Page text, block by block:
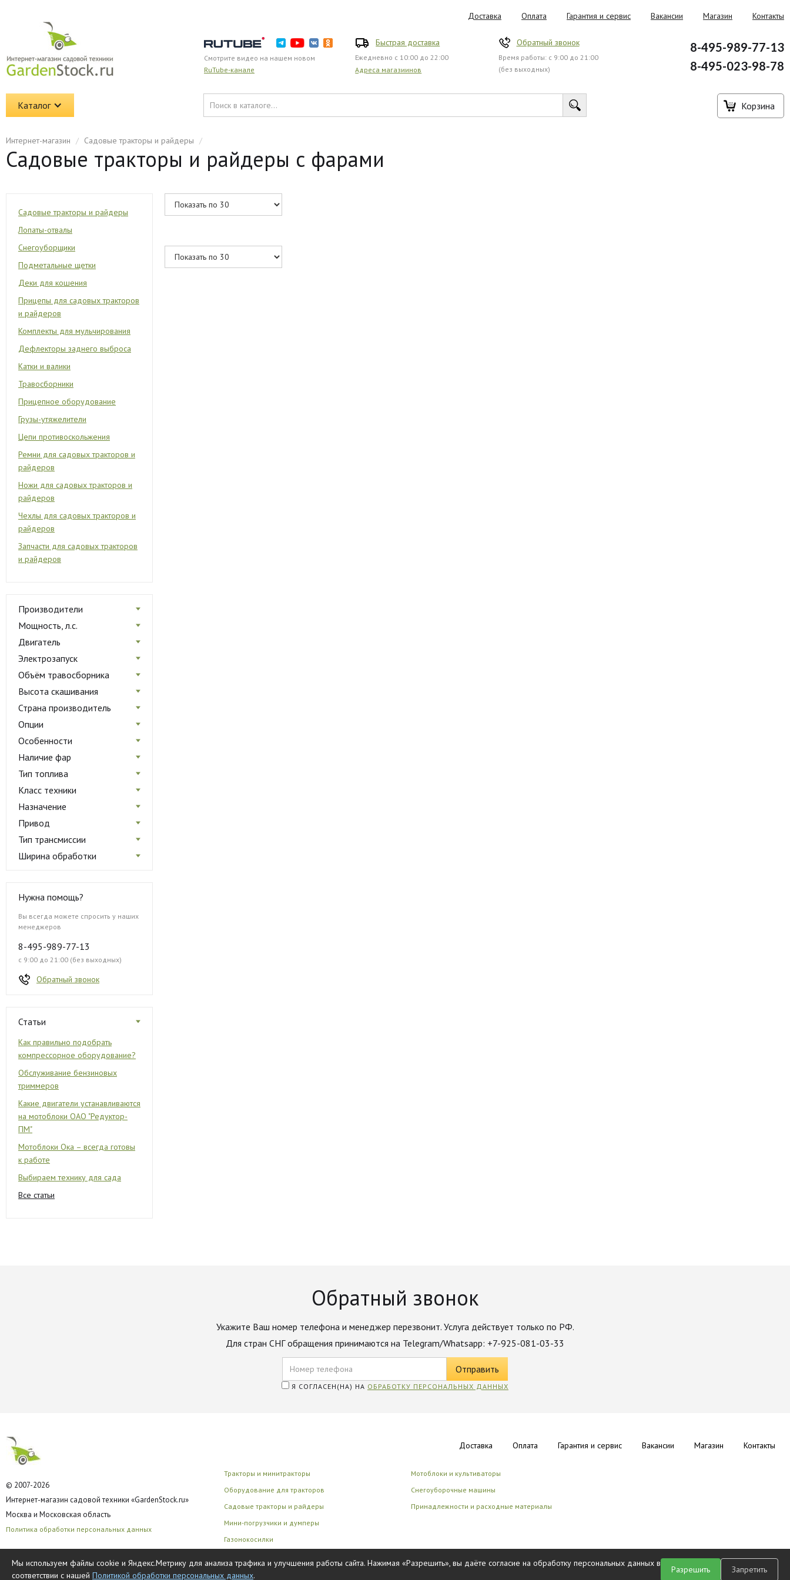
Доставка Оплата Гарантия и сервис Вакансии Магазин Контакты
Смотрите видео на нашем новом
RuTube-канале
Быстрая доставка
Ежедневно с 10:00 до 22:00
Адреса магазиинов
Обратный звонок
Время работы: с 9:00 до 21:00
(без выходных)
8-495-989-77-13
8-495-023-98-78
Каталог Корзина
Интернет-магазин / Садовые тракторы и райдеры /
Садовые тракторы и райдеры с фарами
Садовые тракторы и райдеры
Лопаты-отвалы
Снегоуборщики
Подметальные щетки
Деки для кошения
Прицепы для садовых тракторов
и райдеров
Комплекты для мульчирования
Дефлекторы заднего выброса
Катки и валики
Травосборники
Прицепное оборудование
Грузы-утяжелители
Цепи противоскольжения
Ремни для садовых тракторов и
райдеров
Ножи для садовых тракторов и
райдеров
Чехлы для садовых тракторов и
райдеров
Запчасти для садовых тракторов
и райдеров
Производители
Мощность, л.с.
Двигатель
Электрозапуск
Объём травосборника
Высота скашивания
Страна производитель
Опции
Особенности
Наличие фар
Тип топлива
Класс техники
Назначение
Привод
Тип трансмиссии
Ширина обработки
Нужна помощь?
Вы всегда можете спросить у наших
менеджеров
8-495-989-77-13
с 9:00 до 21:00 (без выходных)
Обратный звонок
Статьи
Как правильно подобрать
компрессорное оборудование?
Обслуживание бензиновых
триммеров
Какие двигатели устанавливаются
на мотоблоки ОАО "Редуктор-
ПМ"
Мотоблоки Ока – всегда готовы
к работе
Выбираем технику для сада
Все статьи
Обратный звонок
Укажите Ваш номер телефона и менеджер перезвонит. Услуга действует только по РФ.
Для стран СНГ обращения принимаются на Telegram/Whatsapp: +7-925-081-03-33
Я СОГЛАСЕН(НА) НА ОБРАБОТКУ ПЕРСОНАЛЬНЫХ ДАННЫХ
© 2007-2026
Интернет-магазин садовой техники «GardenStock.ru»
Москва и Московская область
Политика обработки персональных данных
Доставка Оплата Гарантия и сервис Вакансии Магазин Контакты
Тракторы и минитракторы
Оборудование для тракторов
Садовые тракторы и райдеры
Мини-погрузчики и думперы
Газонокосилки
Мотоблоки и культиваторы
Снегоуборочные машины
Принадлежности и расходные материалы
Мы используем файлы cookie и Яндекс.Метрику для анализа трафика и улучшения работы сайта. Нажимая «Разрешить», вы даёте согласие на обработку персональных данных в
соответствии с нашей Политикой обработки персональных данных.
Разрешить Запретить